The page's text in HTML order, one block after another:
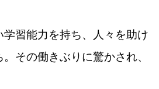
習能力を持ち、人々を助け
その働きぶりに驚かされ、